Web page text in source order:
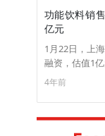
功能饮料销
亿元
1月22日，上
融资，估值1
解酒饮品上海
产品的销售
中科第三极完
4年前